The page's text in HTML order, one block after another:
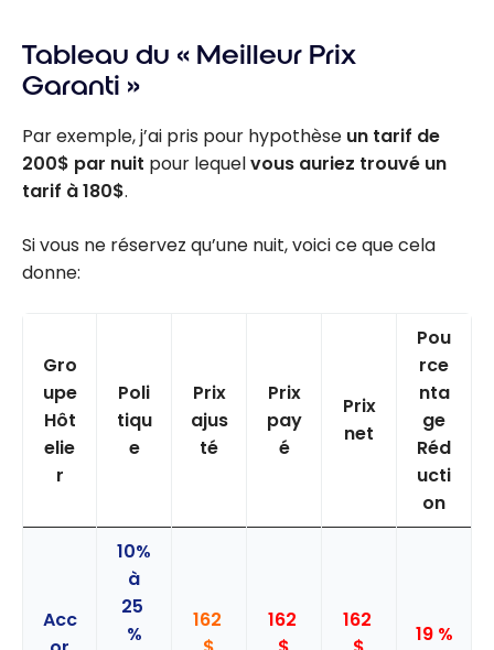
Tableau du « Meilleur Prix
Garanti »
Par exemple, j’ai pris pour hypothèse un tarif de
200$ par nuit pour lequelvous auriez trouvé un
tarif à 180$.
Si vous ne réservez qu’une nuit, voici ce que cela
donne:
Gro
upe
Hôt
elie
r
Poli
tiqu
e
Prix
ajus
té
Prix
pay
é
Prix
net
Pou
rce
nta
ge
Réd
ucti
on
Acc
10%
à
25
%
162
162
162
19 %